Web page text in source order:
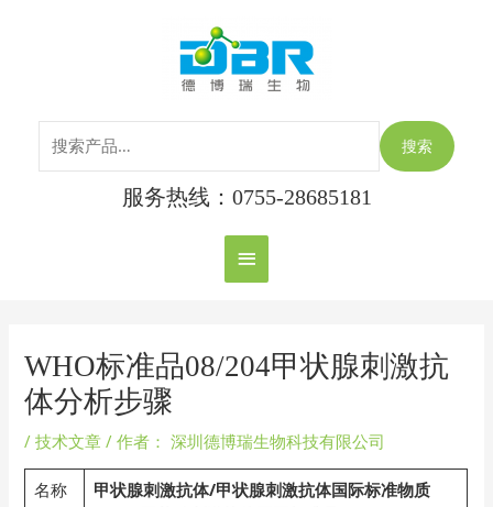
主
菜
单
搜索
服务热线：0755-28685181
WHO标准品08/204甲状腺刺激抗
体分析步骤
/技术文章 / 作者： 深圳德博瑞生物科技有限公司
名称 甲状腺刺激抗体/甲状腺刺激抗体国际标准物质